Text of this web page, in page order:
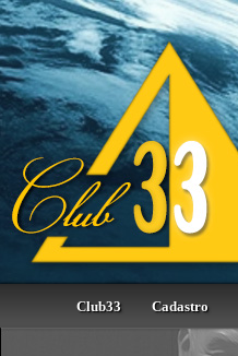
Club33 Cadastro